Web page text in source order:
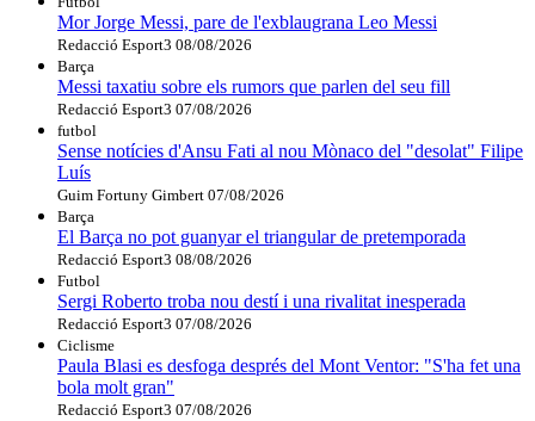
Mor Jorge Messi, pare de l'exblaugrana Leo Messi
Redacció Esport3 08/08/2026
Barça
Messi taxatiu sobre els rumors que parlen del seu fill
Redacció Esport3 07/08/2026
futbol
Sense notícies d'Ansu Fati al nou Mònaco del "desolat" Filipe
Luís
Guim Fortuny Gimbert 07/08/2026
Barça
El Barça no pot guanyar el triangular de pretemporada
Redacció Esport3 08/08/2026
Futbol
Sergi Roberto troba nou destí i una rivalitat inesperada
Redacció Esport3 07/08/2026
Ciclisme
Paula Blasi es desfoga després del Mont Ventor: "S'ha fet una
bola molt gran"
Redacció Esport3 07/08/2026